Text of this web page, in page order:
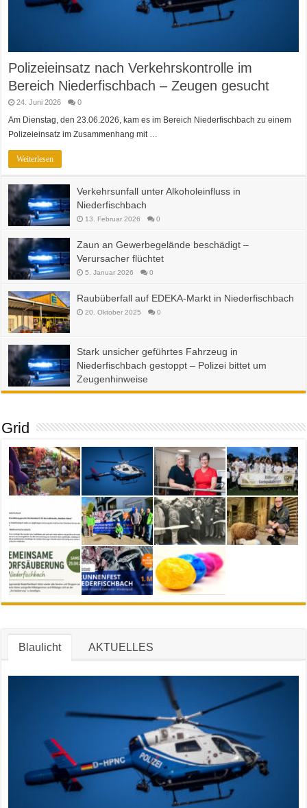
Polizeieinsatz nach Verkehrskontrolle im
Bereich Niederfischbach – Zeugen gesucht
24. Juni 2026 0
Am Dienstag, den 23.06.2026, kam es im Bereich Niederfischbach zu einem
Polizeieinsatz im Zusammenhang mit …
Weiterlesen
Verkehrsunfall unter Alkoholeinfluss in
Niederfischbach
13. Februar 2026 0
Zaun an Gewerbegelände beschädigt –
Verursacher flüchtet
5. Januar 2026 0
Raubüberfall auf EDEKA-Markt in Niederfischbach
20. Oktober 2025 0
Stark unsicher geführtes Fahrzeug in
Niederfischbach gestoppt – Polizei bittet um
Zeugenhinweise
23. September 2025 0
Grid
Blaulicht AKTUELLES